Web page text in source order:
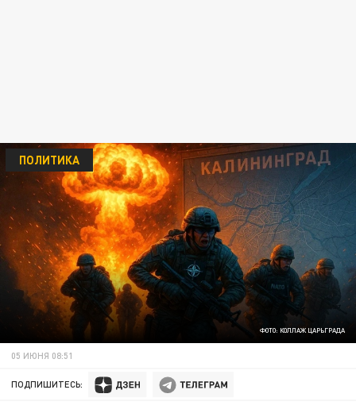
ФОТО: КОЛЛАЖ ЦАРЬГРАДА
ПОЛИТИКА
05 ИЮНЯ 08:51
ПОДПИШИТЕСЬ: